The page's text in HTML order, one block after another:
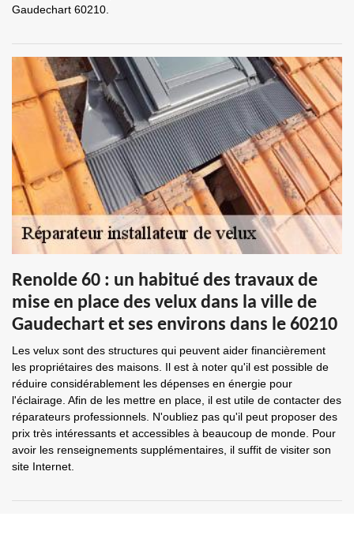
Gaudechart 60210.
Renolde 60 : un habitué des travaux de
mise en place des velux dans la ville de
Gaudechart et ses environs dans le 60210
Les velux sont des structures qui peuvent aider financièrement
les propriétaires des maisons. Il est à noter qu'il est possible de
réduire considérablement les dépenses en énergie pour
l'éclairage. Afin de les mettre en place, il est utile de contacter des
réparateurs professionnels. N'oubliez pas qu'il peut proposer des
prix très intéressants et accessibles à beaucoup de monde. Pour
avoir les renseignements supplémentaires, il suffit de visiter son
site Internet.